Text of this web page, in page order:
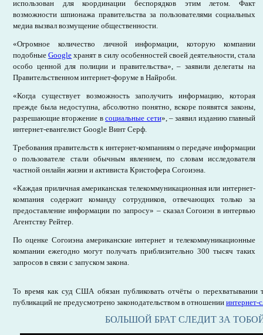
использован для координации беспорядков этим летом. Факт
возможности шпионажа правительства за пользователями социальных
медиа вызвал возмущение общественности.
«Огромное количество личной информации, которую компании
подобныеGoogle хранят в силу особенностей своей деятельности, стала
особо ценной для полиции и правительства», – заявили делегаты на
Правительственном интернет-форуме в Найроби.
«Когда существует возможность заполучить информацию, которая
прежде была недоступна, абсолютно понятно, вскоре появятся законы,
разрешающие вторжение всоциальные сети», – заявил изданию главный
интернет-евангелист Google Винт Серф.
Требования правительств к интернет-компаниям о передаче информации
о пользователе стали обычным явлением, по словам исследователя
частной онлайн жизни и активиста Кристофера Согоиэна.
«Каждая приличная американская телекоммуникационная или интернет-
компания содержит команду сотрудников, отвечающих только за
предоставление информации по запросу» – сказал Согоиэн в интервью
Агентству Рейтер.
По оценке Согоиэна американские интернет и телекоммуникационные
компании ежегодно могут получать приблизительно 300 тысяч таких
запросов в связи с запуском закона.
То время как суд США обязан публиковать отчёты о перехватывании
публикаций не предусмотрено законодательством в отношении интернет-
БОЛЬШОЙ БРАТ СЛЕДИТ ЗА